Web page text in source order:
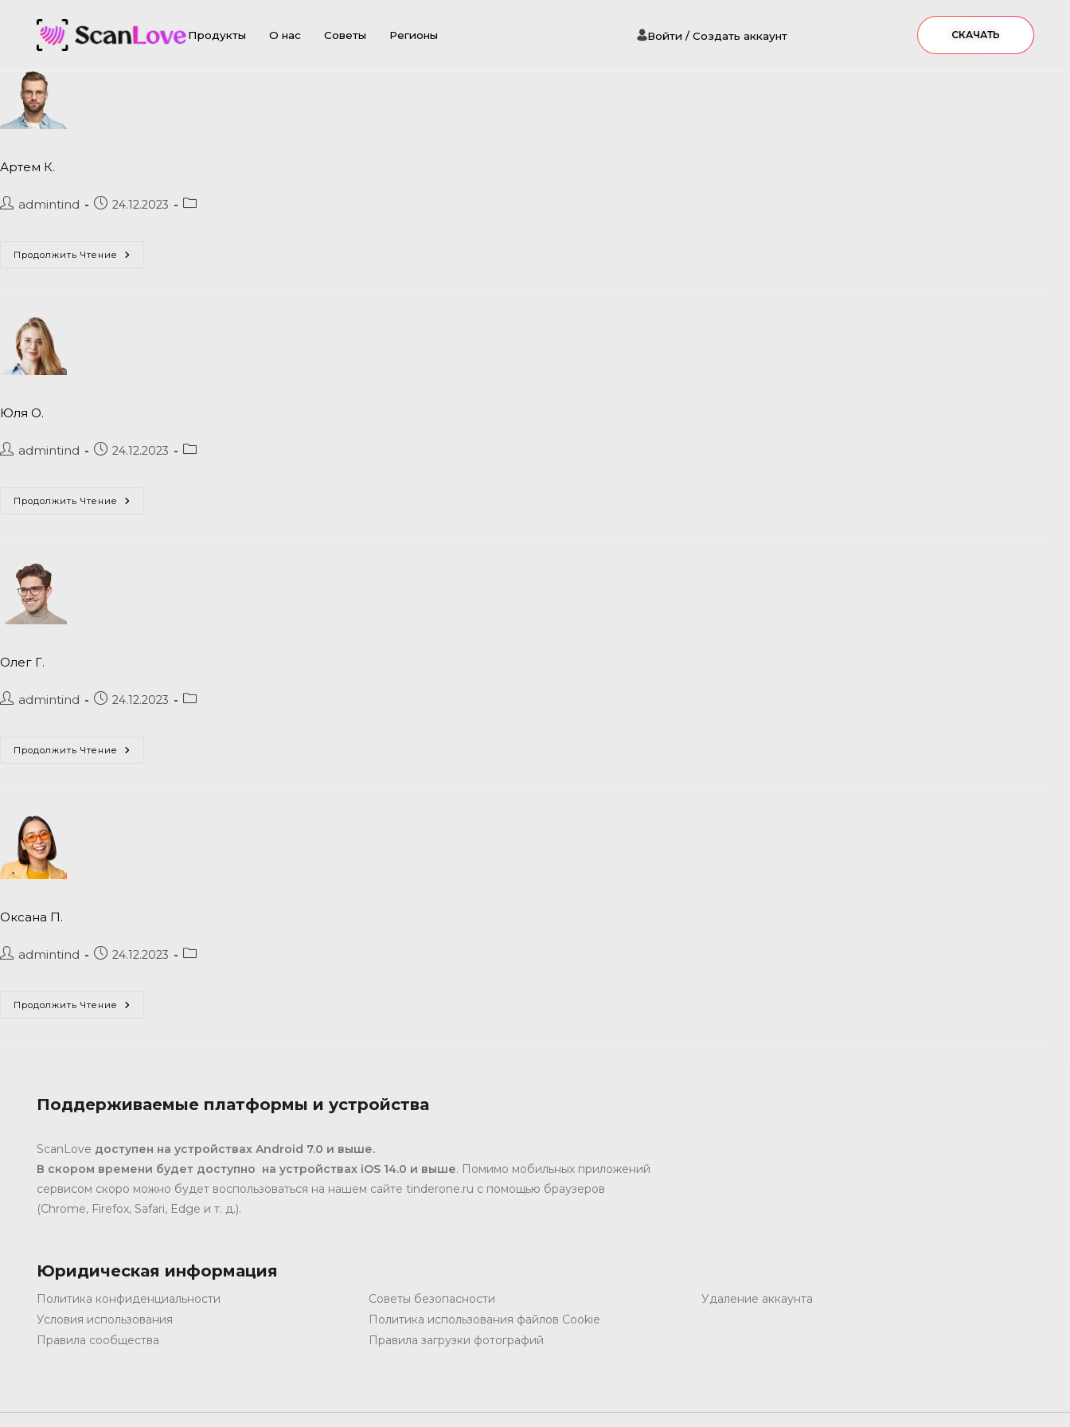
Продукты О нас Советы Регионы Войти / Создать аккаунт СКАЧАТЬ
Артем К.
admintind 24.12.2023
Продолжить Чтение
Юля О.
admintind 24.12.2023
Продолжить Чтение
Олег Г.
admintind 24.12.2023
Продолжить Чтение
Оксана П.
admintind 24.12.2023
Продолжить Чтение
Поддерживаемые платформы и устройства
ScanLove доступен на устройствах Android 7.0 и выше.
В скором времени будет доступно на устройствах iOS 14.0 и выше. Помимо мобильных приложений
сервисом скоро можно будет воспользоваться на нашем сайте tinderone.ru с помощью браузеров
(Chrome, Firefox, Safari, Edge и т. д.).
Юридическая информация
Политика конфиденциальности
Условия использования
Правила сообщества
Советы безопасности
Политика использования файлов Cookie
Правила загрузки фотографий
Удаление аккаунта